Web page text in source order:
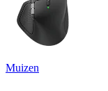
Muizen